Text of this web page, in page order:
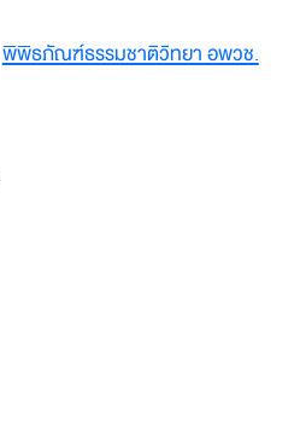
พิพิธภัณฑ์ธรรมชาติวิทยา อพวช.